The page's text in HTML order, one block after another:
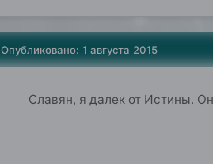
Опубликовано: 1 августа 2015
Славян, я далек от Истины.